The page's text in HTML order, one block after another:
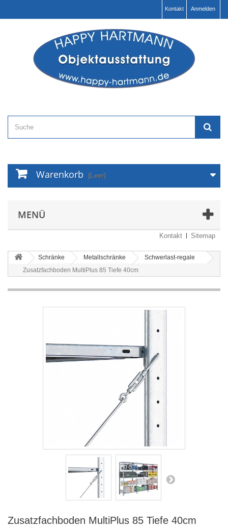
Anmelden
Kontakt
Warenkorb (Leer)
MENÜ
Kontakt Sitemap
Schränke Metallschränke
Schwerlast-regale
Zusatzfachboden MultiPlus 85 Tiefe 40cm
Zusatzfachboden MultiPlus 85 Tiefe 40cm